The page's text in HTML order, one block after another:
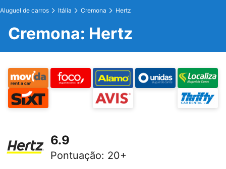
Aluguel de carros Itália Cremona Hertz
Cremona: Hertz
6.9
Pontuação: 20+